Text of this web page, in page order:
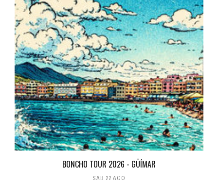
BONCHO TOUR 2026 - GÜÍMAR
SÁB 22 AGO